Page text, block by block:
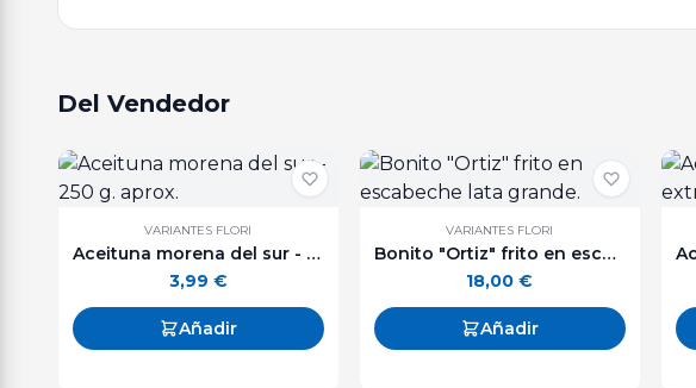
Del Vendedor
VARIANTES FLORI
Aceituna morena del sur - 250 g. aprox.
3,99 €
Añadir
VARIANTES FLORI
Bonito "Ortiz" frito en escabeche lata grande.
18,00€
Añadir